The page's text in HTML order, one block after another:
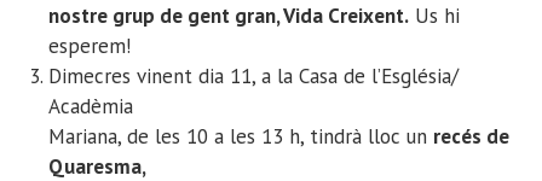
nostre grup de gent gran, Vida Creixent. Us hi
esperem!
Dimecres vinent dia 11, a la Casa de l’Església/
Acadèmia
Mariana, de les 10 a les 13 h, tindrà lloc un recés de
Quaresma,